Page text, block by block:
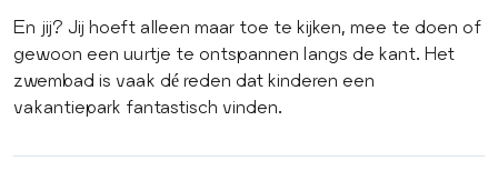
En jij? Jij hoeft alleen maar toe te kijken, mee te doen of
gewoon een uurtje te ontspannen langs de kant. Het
zwembad is vaak dé reden dat kinderen een
vakantiepark fantastisch vinden.